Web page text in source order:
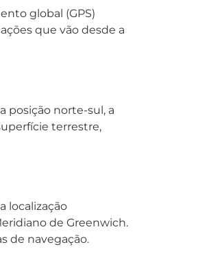
global (GPS)
que vão desde a
posição norte-sul, a
terrestre,
localização
de Greenwich.
de navegação.